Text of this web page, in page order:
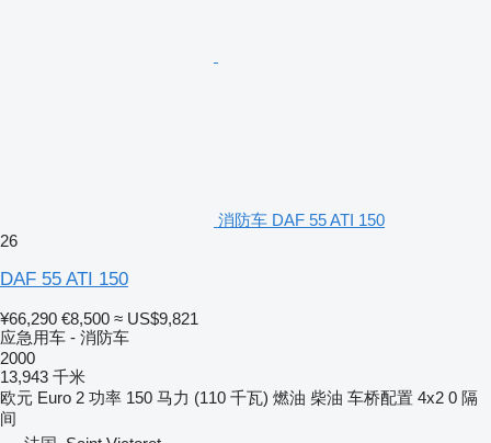
消防车 DAF 55 ATI 150
26
DAF 55 ATI 150
¥66,290 €8,500 ≈ US$9,821
应急用车 - 消防车
2000
13,943 千米
欧元 Euro 2 功率 150 马力 (110 千瓦) 燃油 柴油 车桥配置 4x2 0 隔
间